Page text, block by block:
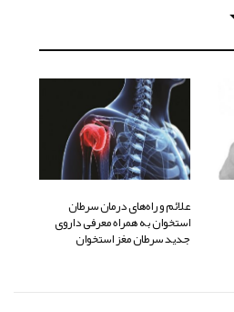
علائم و راه‌های درمان سرطان
استخوان به همراه معرفی داروی
جدید سرطان مغز استخوان